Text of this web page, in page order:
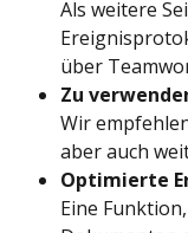
Als weitere
über
Zu
Wir
aber auch
Optimierte
Eine